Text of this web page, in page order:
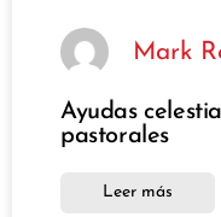
Mark
Ayudas
pastorales
Leer más